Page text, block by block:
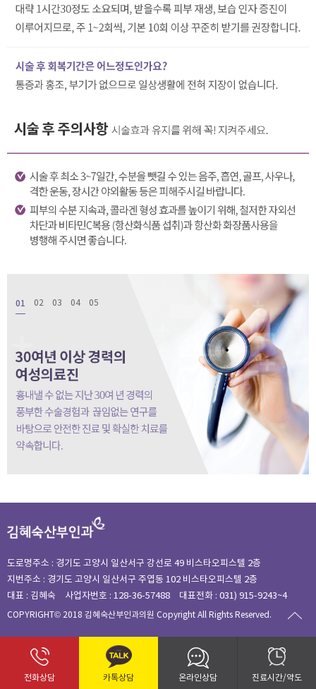
01 02 03 04 05
도로명주소 : 경기도 고양시 일산서구 강선로 49 비스타오피스텔 2층
지번주소 : 경기도 고양시 일산서구 주엽동 102 비스타오피스텔 2층
대표 : 김혜숙
사업자번호 : 128-36-57488 대표전화 : 031) 915-9243~4
COPYRIGHT© 2018 김혜숙산부인과의원 Copyright All Rights Reserved.
전화상담 카톡상담 온라인상담 진료시간/약도